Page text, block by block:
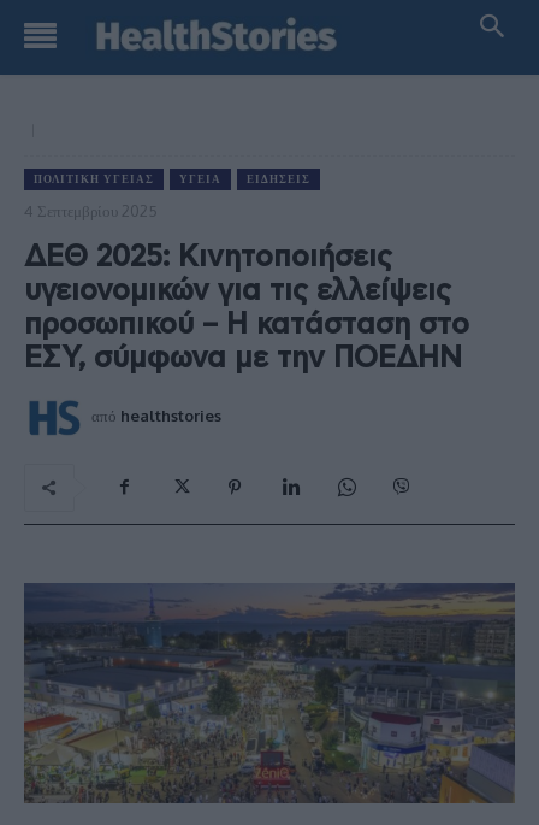
ΠΟΛΙΤΙΚΉ ΥΓΕΊΑΣ ΥΓΕΊΑ ΕΙΔΉΣΕΙΣ
4 Σεπτεμβρίου 2025
ΔΕΘ 2025: Κινητοποιήσεις
υγειονομικών για τις ελλείψεις
προσωπικού – H κατάσταση στο
ΕΣΥ, σύμφωνα με την ΠΟΕΔΗΝ
από healthstories